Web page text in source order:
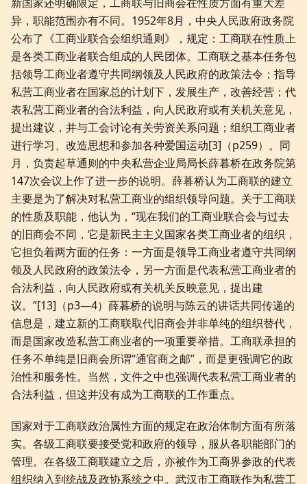
异，职能范围亦有不同。1952年8月，中央人民政府政务院
公布了《工商业联合会组织通则》，规定：工商联在性质上
是各类工商业者联合组成的人民团体。工商联之基本任务包
括领导工商业者遵守共同纲领及人民政府的政策法令；指导
私营工商业者在国家总的计划下，发展生产，改善经营；代
表私营工商业者的合法利益，向人民政府或有关机关意见，
提出建议，并与工会讨论有关劳资关系问题；组织工商业者
进行学习、改造思想和参加各种爱国运动[3]（p259）。同
月，负责起草通则的中央私营企业局局长薛暮桥在政务院第
147次会议上作了进一步的说明。薛暮桥认为工商联的建立
主要是为了解决对私营工商业的组织领导问题。关于工商联
的性质及职能，他认为，“现在我们的工商业联合会与过去
的旧商会不同，它是新民主主义国家各类工商业者的组织，
它担负着两方面的任务：一方面是领导工商业者遵守共同纲
领及人民政府的政策法令，另一方面是代表私营工商业者的
合法利益，向人民政府或有关机关反映意见，提出建
议。”[13]（p3—4）薛暮桥的说明与陈云的讲话共同传递的
信息是，建立新的工商联取代旧商会并非单纯的组织替代，
而是国家改造私营工商业者的一项重要举措。工商联承担的
任务不单纯是旧商会所谓“通官商之邮”，而是更强调它的政
治性和服务性。当然，文件之中也强调代表私营工商业者的
合法利益，但这并没有成为工商联的工作重点。
国家对于工商联政治属性方面的规定在政治体制方面有所落
实。各级工商联要接受党和政府的领导，服从各职能部门的
管理。在各级工商联建立之后，亦被作为工商界参政的代表
组织纳入到统战及政协系统之中。武汉市工商联作为私营工